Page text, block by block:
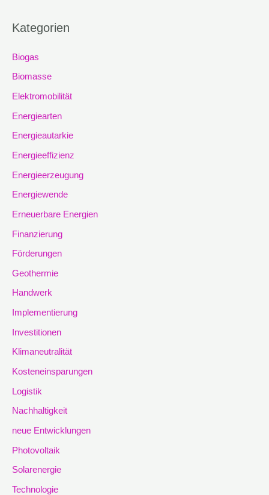
Kategorien
Biogas
Biomasse
Elektromobilität
Energiearten
Energieautarkie
Energieeffizienz
Energieerzeugung
Energiewende
Erneuerbare Energien
Finanzierung
Förderungen
Geothermie
Handwerk
Implementierung
Investitionen
Klimaneutralität
Kosteneinsparungen
Logistik
Nachhaltigkeit
neue Entwicklungen
Photovoltaik
Solarenergie
Technologie